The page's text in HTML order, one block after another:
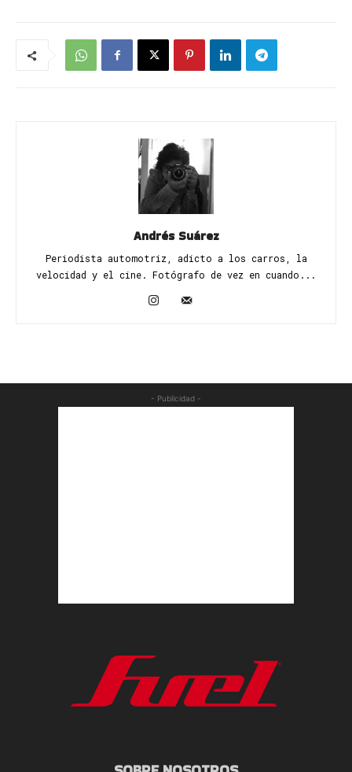
Andrés Suárez
Periodista automotriz, adicto a los carros, la
velocidad y el cine. Fotógrafo de vez en cuando...
- Publicidad -